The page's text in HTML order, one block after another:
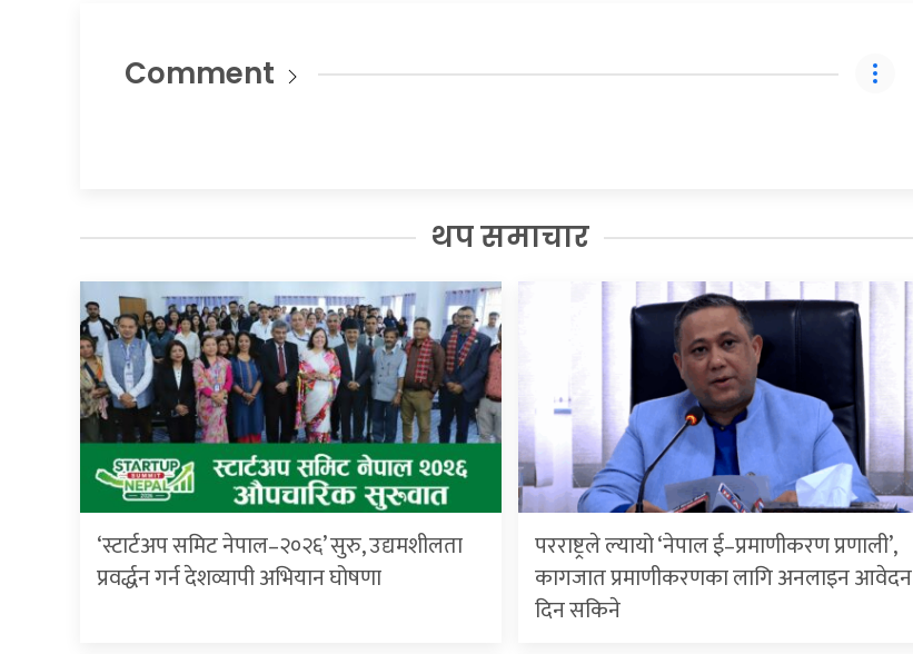
Comment
थप समाचार
‘स्टार्टअप समिट नेपाल–२०२६’ सुरु, उद्यमशीलता
प्रवर्द्धन गर्न देशव्यापी अभियान घोषणा
परराष्ट्रले ल्यायो ‘नेपाल ई–प्रमाणीकरण प्रणाली’,
कागजात प्रमाणीकरणका लागि अनलाइन आवेदन
दिन सकिने